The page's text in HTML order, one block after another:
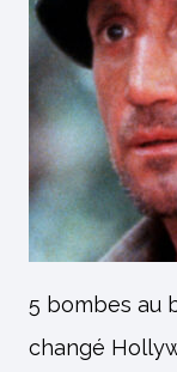
5 bombes au
changé